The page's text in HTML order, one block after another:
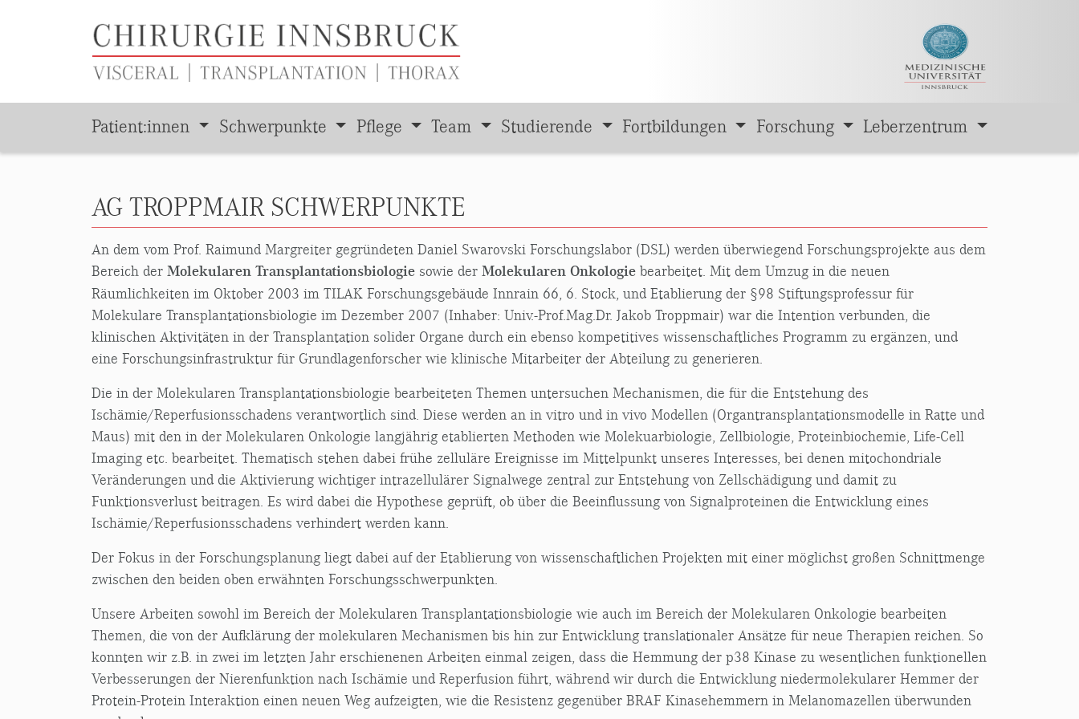
Zum Hauptinhalt springen
Patient:innen Schwerpunkte Pflege Team Studierende Fortbildungen Forschung Leberzentrum
AG TROPPMAIR SCHWERPUNKTE
An dem vom Prof. Raimund Margreiter gegründeten Daniel Swarovski Forschungslabor (DSL) werden überwiegend Forschungsprojekte aus dem
Bereich der Molekularen Transplantationsbiologie sowie der Molekularen Onkologie bearbeitet. Mit dem Umzug in die neuen
Räumlichkeiten im Oktober 2003 im TILAK Forschungsgebäude Innrain 66, 6. Stock, und Etablierung der §98 Stiftungsprofessur für
Molekulare Transplantationsbiologie im Dezember 2007 (Inhaber: Univ.-Prof.Mag.Dr. Jakob Troppmair) war die Intention verbunden, die
klinischen Aktivitäten in der Transplantation solider Organe durch ein ebenso kompetitives wissenschaftliches Programm zu ergänzen, und
eine Forschungsinfrastruktur für Grundlagenforscher wie klinische Mitarbeiter der Abteilung zu generieren.
Die in der Molekularen Transplantationsbiologie bearbeiteten Themen untersuchen Mechanismen, die für die Entstehung des
Ischämie/Reperfusionsschadens verantwortlich sind. Diese werden an in vitro und in vivo Modellen (Organtransplantationsmodelle in Ratte und
Maus) mit den in der Molekularen Onkologie langjährig etablierten Methoden wie Molekuarbiologie, Zellbiologie, Proteinbiochemie, Life-Cell
Imaging etc. bearbeitet. Thematisch stehen dabei frühe zelluläre Ereignisse im Mittelpunkt unseres Interesses, bei denen mitochondriale
Veränderungen und die Aktivierung wichtiger intrazellulärer Signalwege zentral zur Entstehung von Zellschädigung und damit zu
Funktionsverlust beitragen. Es wird dabei die Hypothese geprüft, ob über die Beeinflussung von Signalproteinen die Entwicklung eines
Ischämie/Reperfusionsschadens verhindert werden kann.
Der Fokus in der Forschungsplanung liegt dabei auf der Etablierung von wissenschaftlichen Projekten mit einer möglichst großen Schnittmenge
zwischen den beiden oben erwähnten Forschungsschwerpunkten.
Unsere Arbeiten sowohl im Bereich der Molekularen Transplantationsbiologie wie auch im Bereich der Molekularen Onkologie bearbeiten
Themen, die von der Aufklärung der molekularen Mechanismen bis hin zur Entwicklung translationaler Ansätze für neue Therapien reichen. So
konnten wir z.B. in zwei im letzten Jahr erschienenen Arbeiten einmal zeigen, dass die Hemmung der p38 Kinase zu wesentlichen funktionellen
Verbesserungen der Nierenfunktion nach Ischämie und Reperfusion führt, während wir durch die Entwicklung niedermolekularer Hemmer der
Protein-Protein Interaktion einen neuen Weg aufzeigten, wie die Resistenz gegenüber BRAF Kinasehemmern in Melanomazellen überwunden